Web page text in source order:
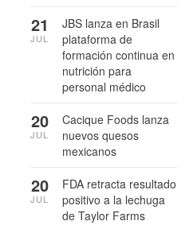
JBS lanza en Brasil
plataforma de
formación continua en
nutrición para
personal médico
21
JUL
Cacique Foods lanza
nuevos quesos
mexicanos
20
JUL
FDA retracta resultado
positivo a la lechuga
de Taylor Farms
20
JUL